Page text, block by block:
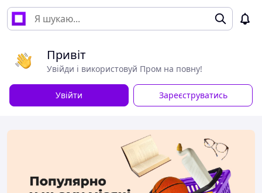
Привіт
Увійди і використовуй Пром на повну!
Увійти Зареєструватись